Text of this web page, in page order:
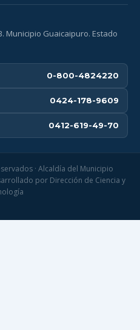
Municipio Guaicaipuro. Estado
0-800-4824220
0424-178-9609
0412-619-49-70
· Alcaldía del Municipio
por Dirección de Ciencia y